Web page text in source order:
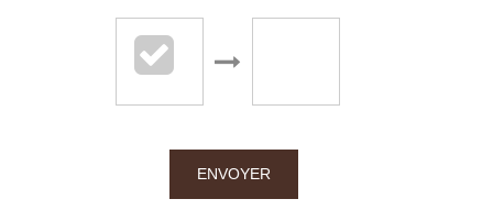
Chalton Dubanchet - Roanne
42300 Roanne
ENVOYER